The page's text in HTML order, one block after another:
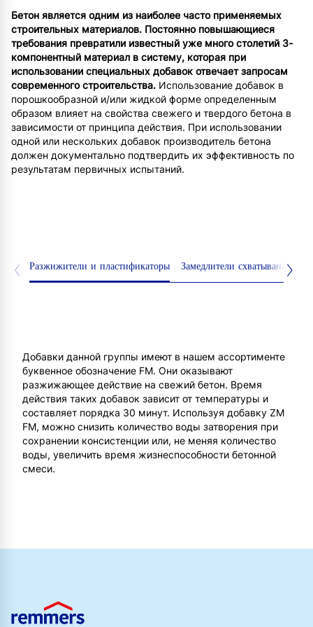
Бетон является одним из наиболее часто применяемых
строительных материалов. Постоянно повышающиеся
требования превратили известный уже много столетий 3-
компонентный материал в систему, которая при
использовании специальных добавок отвечает запросам
современного строительства. Использование добавок в
порошкообразной и/или жидкой форме определенным
образом влияет на свойства свежего и твердого бетона в
зависимости от принципа действия. При использовании
одной или нескольких добавок производитель бетона
должен документально подтвердить их эффективность по
результатам первичных испытаний.
Разжижители и пластификаторы Замедлители схватывания
Добавки данной группы имеют в нашем ассортименте
буквенное обозначение FM. Они оказывают
разжижающее действие на свежий бетон. Время
действия таких добавок зависит от температуры и
составляет порядка 30 минут. Используя добавку ZM
FM, можно снизить количество воды затворения при
сохранении консистенции или, не меняя количество
воды, увеличить время жизнеспособности бетонной
смеси.